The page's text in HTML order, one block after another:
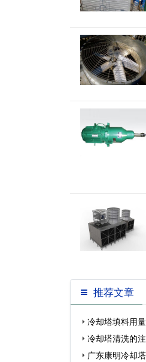
推荐文章
冷却塔填料用
冷却塔清洗的
广东康明冷却